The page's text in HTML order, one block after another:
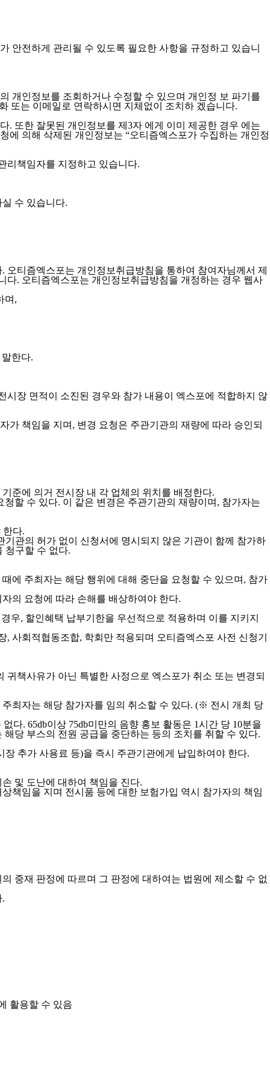
안전하게 관리될 수 있도록 필요한 사항을 규정하고 있습니
개인정보를 조회하거나 수정할 수 있으며 개인정 보 파기를
또는 이메일로 연락하시면 지체없이 조치하 겠습니다.
. 또한 잘못된 개인정보를 제3자 에게 이미 제공한 경우 에는
에 의해 삭제된 개인정보는 “오티즘엑스포가 수집하는 개인정
리책임자를 지정하고 있습니다.
수 있습니다.
티즘엑스포는 개인정보취급방침을 통하여 참여자님께서 제
. 오티즘엑스포는 개인정보취급방침을 개정하는 경우 웹사
며,
한다.
장 면적이 소진된 경우와 참가 내용이 엑스포에 적합하지 않
가 책임을 지며, 변경 요청은 주관기관의 재량에 따라 승인되
준에 의거 전시장 내 각 업체의 위치를 배정한다.
할 수 있다. 이 같은 변경은 주관기관의 재량이며, 참가자는
한다.
관의 허가 없이 신청서에 명시되지 않은 기관이 함께 참가하
청구할 수 없다.
에 주최자는 해당 행위에 대해 중단을 요청할 수 있으며, 참가
의 요청에 따라 손해를 배상하여야 한다.
우, 할인혜택 납부기한을 우선적으로 적용하며 이를 지키지
사회적협동조합, 학회만 적용되며 오티즘엑스포 사전 신청기
책사유가 아닌 특별한 사정으로 엑스포가 취소 또는 변경되
최자는 해당 참가자를 임의 취소할 수 있다. (※ 전시 개최 당
다. 65db이상 75db미만의 음향 홍보 활동은 1시간 당 10분을
당 부스의 전원 공급을 중단하는 등의 조치를 취할 수 있다.
추가 사용료 등)을 즉시 주관기관에게 납입하여야 한다.
및 도난에 대하여 책임을 진다.
책임을 지며 전시품 등에 대한 보험가입 역시 참가자의 책임
중재 판정에 따르며 그 판정에 대하여는 법원에 제소할 수 없
.
활용할 수 있음